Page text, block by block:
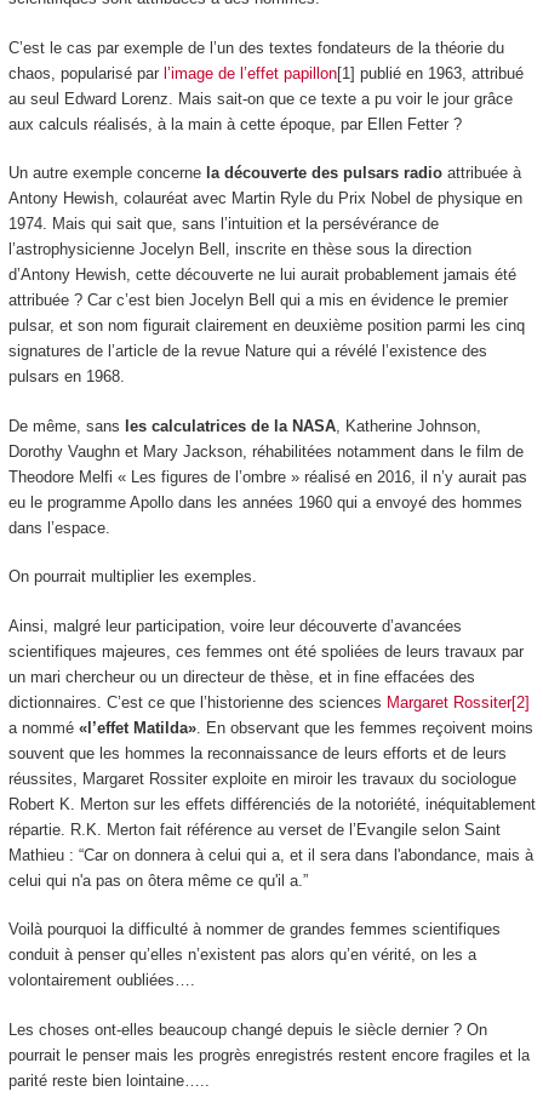
C’est le cas par exemple de l’un des textes fondateurs de la théorie du
chaos, popularisé parl’image de l’effet papillon[1] publié en 1963, attribué
au seul Edward Lorenz. Mais sait-on que ce texte a pu voir le jour grâce
aux calculs réalisés, à la main à cette époque, par Ellen Fetter ?
Un autre exemple concerne la découverte des pulsars radioattribuée à
Antony Hewish, colauréat avec Martin Ryle du Prix Nobel de physique en
1974. Mais qui sait que, sans l’intuition et la persévérance de
l’astrophysicienne Jocelyn Bell, inscrite en thèse sous la direction
d’Antony Hewish, cette découverte ne lui aurait probablement jamais été
attribuée ? Car c’est bien Jocelyn Bell qui a mis en évidence le premier
pulsar, et son nom figurait clairement en deuxième position parmi les cinq
signatures de l’article de la revue Nature qui a révélé l’existence des
pulsars en 1968.
De même, sans les calculatrices de la NASA, Katherine Johnson,
Dorothy Vaughn et Mary Jackson, réhabilitées notamment dans le film de
Theodore Melfi « Les figures de l’ombre » réalisé en 2016, il n’y aurait pas
eu le programme Apollo dans les années 1960 qui a envoyé des hommes
dans l’espace.
On pourrait multiplier les exemples.
Ainsi, malgré leur participation, voire leur découverte d’avancées
scientifiques majeures, ces femmes ont été spoliées de leurs travaux par
un mari chercheur ou un directeur de thèse, et in fine effacées des
dictionnaires. C’est ce que l’historienne des sciences Margaret Rossiter[2]
a nommé «l’effet Matilda». En observant que les femmes reçoivent moins
souvent que les hommes la reconnaissance de leurs efforts et de leurs
réussites, Margaret Rossiter exploite en miroir les travaux du sociologue
Robert K. Merton sur les effets différenciés de la notoriété, inéquitablement
répartie. R.K. Merton fait référence au verset de l’Evangile selon Saint
Mathieu : “Car on donnera à celui qui a, et il sera dans l'abondance, mais à
celui qui n'a pas on ôtera même ce qu'il a.”
Voilà pourquoi la difficulté à nommer de grandes femmes scientifiques
conduit à penser qu’elles n’existent pas alors qu’en vérité, on les a
volontairement oubliées….
Les choses ont-elles beaucoup changé depuis le siècle dernier ? On
pourrait le penser mais les progrès enregistrés restent encore fragiles et la
parité reste bien lointaine…..